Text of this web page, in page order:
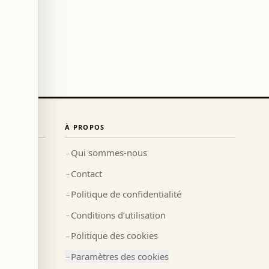
À PROPOS
→ Qui sommes-nous
→ Contact
→ Politique de confidentialité
→ Conditions d’utilisation
→ Politique des cookies
→ Paramètres des cookies